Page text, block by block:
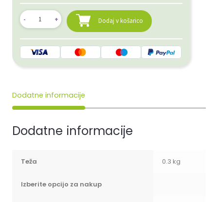
Dodaj v košarico
Dodatne informacije
Dodatne informacije
Teža 0.3 kg
Izberite opcijo za nakup